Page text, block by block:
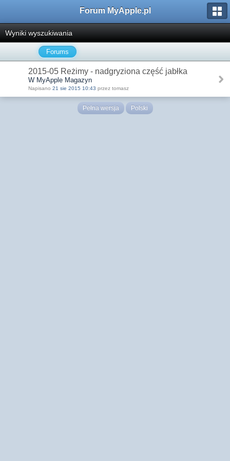
Forum MyApple.pl
Wyniki wyszukiwania
Forums
2015-05 Reżimy - nadgryziona część jabłka
W MyApple Magazyn
Napisano 21 sie 2015 10:43 przez tomasz
Pełna wersja Polski